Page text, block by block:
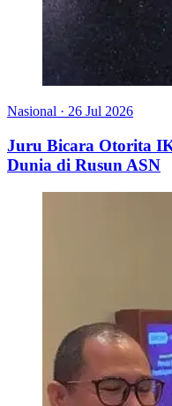
Nasional · 26 Jul 2026
Juru Bicara Otorita
Dunia di Rusun ASN